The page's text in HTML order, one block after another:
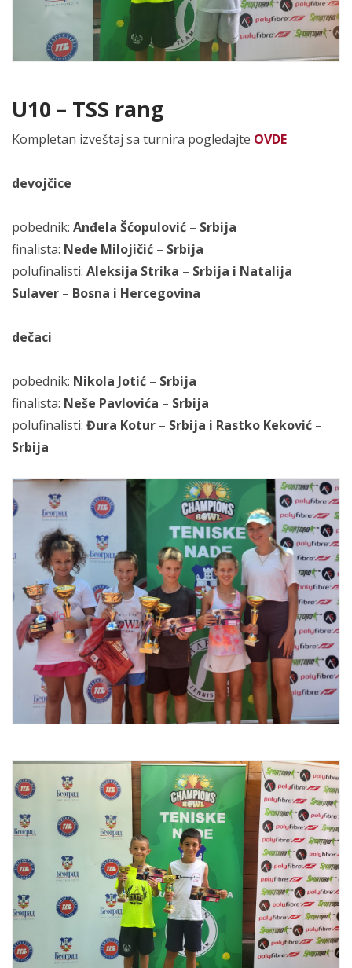
U10 – TSS rang
Kompletan izveštaj sa turnira pogledajte OVDE
devojčice
pobednik: Anđela Šćopulović – Srbija
finalista: Nede Milojičić – Srbija
polufinalisti: Aleksija Strika – Srbija i Natalija
Sulaver – Bosna i Hercegovina
dečaci
pobednik: Nikola Jotić – Srbija
finalista: Neše Pavlovića – Srbija
polufinalisti: Đura Kotur – Srbija i Rastko Keković –
Srbija